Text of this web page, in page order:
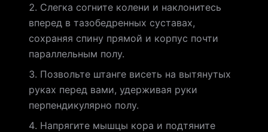
Слегка согните колени и наклонитесь
вперед в тазобедренных суставах,
сохраняя спину прямой и корпус почти
параллельным полу.
Позвольте штанге висеть на вытянутых
руках перед вами, удерживая руки
перпендикулярно полу.
Напрягите мышцы кора и подтяните